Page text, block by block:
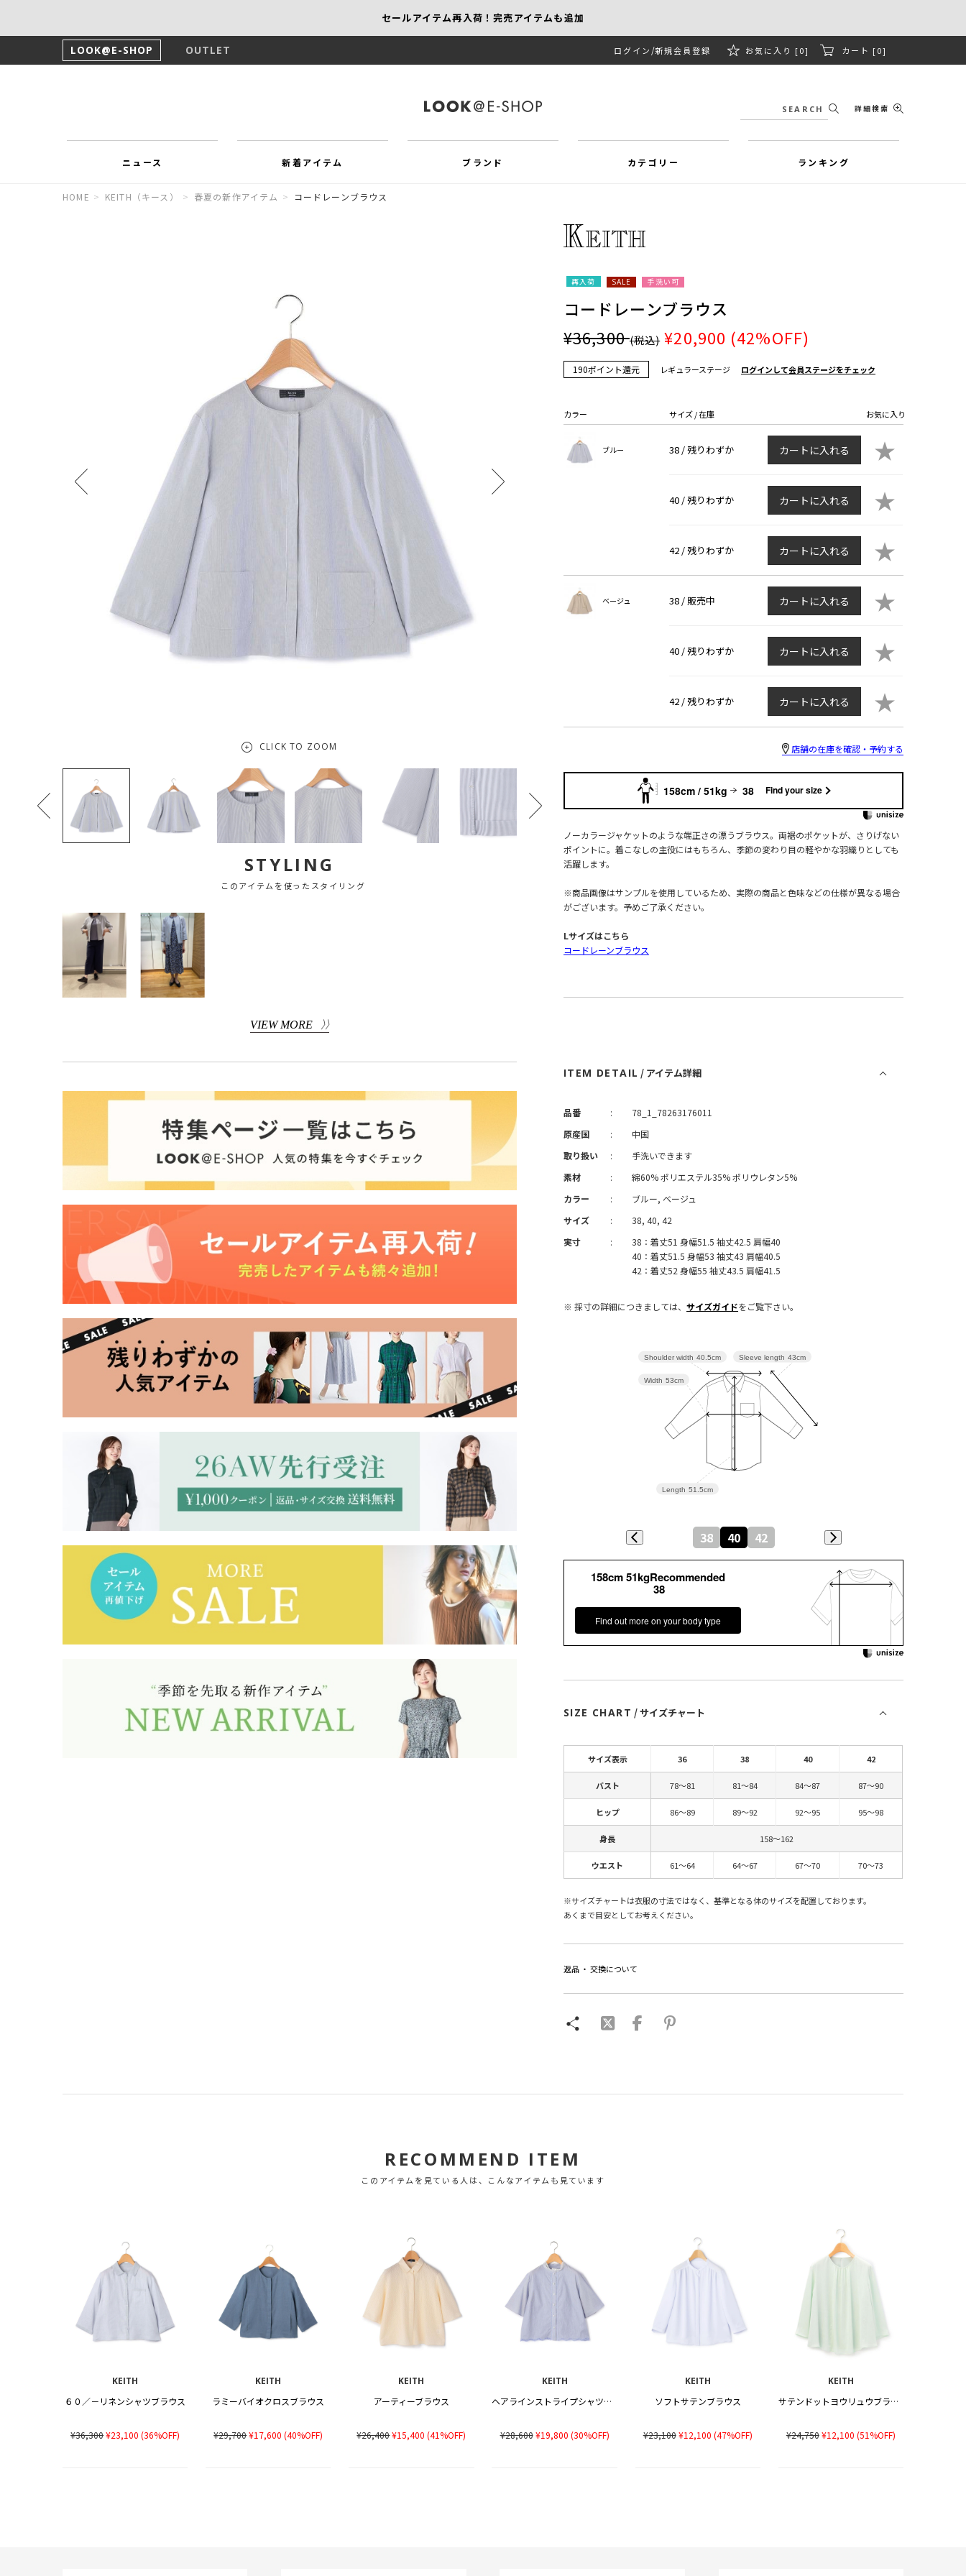
セールアイテム再入荷！完売アイテムも追加
LOOK@E-SHOP OUTLET ログイン 新規会員登録 お気に入り [0] カート [0]
詳細検索
ニュース 新着アイテム ブランド カテゴリー ランキング
HOME > KEITH（キース） > 春夏の新作アイテム > コードレーンブラウス
CLICK TO ZOOM
STYLING
このアイテムを使ったスタイリング
VIEW MORE
再入荷 SALE 手洗い可
コードレーンブラウス
¥36,300(税込) ¥20,900 (42%OFF)
190ポイント還元 レギュラーステージ ログインして会員ステージをチェック
カラー サイズ / 在庫 お気に入り
ブルー 38 /残りわずか カートに入れる ★
40 /残りわずか カートに入れる ★
42 /残りわずか カートに入れる ★
ベージュ 38 / 販売中 カートに入れる ★
40 /残りわずか カートに入れる ★
42 /残りわずか カートに入れる ★
店舗の在庫を確認・予約する
158cm / 51kg 38 Find your size
ノーカラージャケットのような端正さの漂うブラウス。両裾のポケットが、さりげない
ポイントに。着こなしの主役にはもちろん、季節の変わり目の軽やかな羽織りとしても
活躍します。
※商品画像はサンプルを使用しているため、実際の商品と色味などの仕様が異なる場合
がございます。予めご了承ください。
Lサイズはこちら
コードレーンブラウス
ITEM DETAIL / アイテム詳細
品番 :
78_1_78263176011
原産国
:
中国
取り扱い
:
手洗いできます
素材
:
綿60% ポリエステル35% ポリウレタン5%
カラー
:
ブルー, ベージュ
サイズ
:
38, 40, 42
実寸
:
38：着丈51 身幅51.5 袖丈42.5 肩幅40
40：着丈51.5 身幅53 袖丈43 肩幅40.5
42：着丈52 身幅55 袖丈43.5 肩幅41.5
※ 採寸の詳細につきましては、サイズガイドをご覧下さい。
Sleeve length 43cm
Length 51.5cm
Width 53cm
Shoulder width 40.5cm
38 40 42
158cm 51kgRecommended
38
Find out more on your body type
SIZE CHART / サイズチャート
サイズ表示 36 38 40 42
バスト 78～81 81～84 84～87 87～90
ヒップ 86～89 89～92 92～95 95～98
身長 158～162
ウエスト 61～64 64～67 67～70 70～73
※サイズチャートは衣服の寸法ではなく、基準となる体のサイズを配置しております。
あくまで目安としてお考えください。
返品 ・ 交換について
RECOMMEND ITEM
このアイテムを見ている人は、こんなアイテムも見ています
KEITH
６０／－リネンシャツブラウス
¥36,300¥23,100 (36%OFF)
KEITH
ラミーバイオクロスブラウス
¥29,700¥17,600 (40%OFF)
KEITH
アーティーブラウス
¥26,400¥15,400 (41%OFF)
KEITH
ヘアラインストライプシャツブラウス
¥28,600 ¥19,800 (30%OFF)
KEITH
ソフトサテンブラウス
¥23,100¥12,100 (47%OFF)
KEITH
サテンドットヨウリュウブラウス
¥24,750¥12,100 (51%OFF)